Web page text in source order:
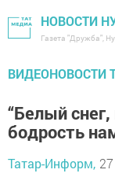
НОВОСТИ
Газета "Дружба",
ВИДЕОНОВОСТИ
“Белый
бодрость
Татар-Информ,